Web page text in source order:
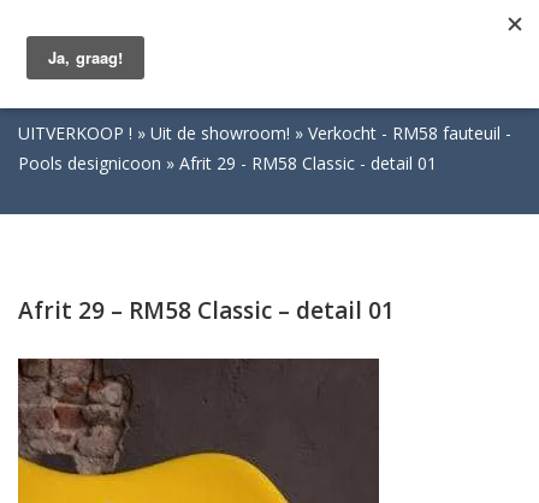
UITVERKOOP ! Uit de showroom!
Verkocht - RM58 fauteuil -
Pools designicoon
Afrit 29 - RM58 Classic - detail 01
Afrit 29 – RM58 Classic – detail 01